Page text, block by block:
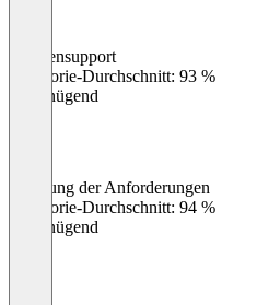
Kundensupport
Kategorie-Durchschnitt: 93 %
Ungenügend
Erfüllung der Anforderungen
Kategorie-Durchschnitt: 94 %
Ungenügend